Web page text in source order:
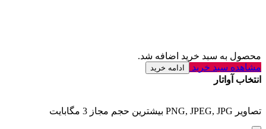
محصول به سبد خرید اضافه شد.
مشاهده سبد خرید
ادامه خرید
انتخاب آواتار
تصاویر PNG, JPEG, JPG بیشترین حجم مجاز 3 مگابایت